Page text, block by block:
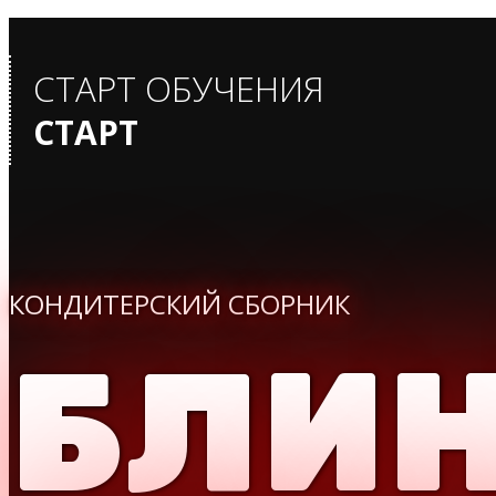
СТАРТ ОБУЧЕНИЯ
СТАРТ
КОНДИТЕРСКИЙ СБОРНИК